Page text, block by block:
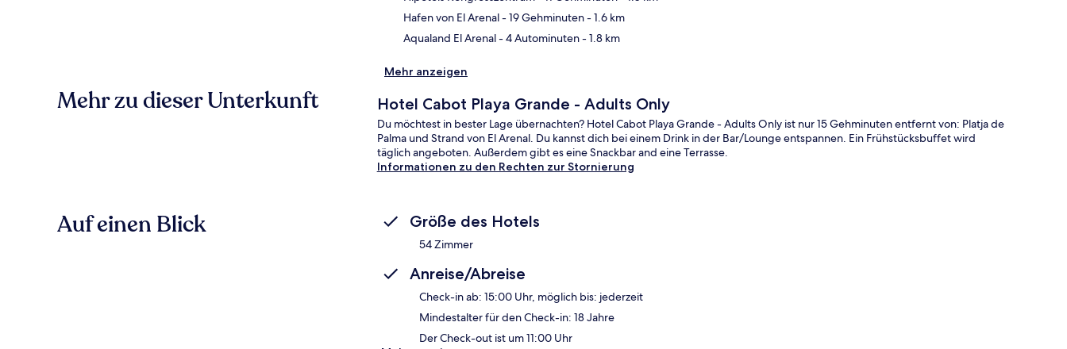
Hafen von El Arenal- 19 Gehminuten- 1.6 km
Aqualand El Arenal- 4 Autominuten- 1.8 km
Mehr anzeigen
Mehr zu dieser Unterkunft Hotel Cabot Playa Grande - Adults Only
Du möchtest in bester Lage übernachten? Hotel Cabot Playa Grande - Adults Only ist nur 15 Gehminuten entfernt von: Platja de
Palma und Strand von El Arenal. Du kannst dich bei einem Drink in der Bar/Lounge entspannen. Ein Frühstücksbuffet wird
täglich angeboten. Außerdem gibt es eine Snackbar and eine Terrasse.
Informationen zu den Rechten zur Stornierung
Auf einen Blick Größe des Hotels
54 Zimmer
Anreise/Abreise
Check-in ab: 15:00 Uhr, möglich bis: jederzeit
Mindestalter für den Check-in: 18 Jahre
Der Check-out ist um 11:00 Uhr